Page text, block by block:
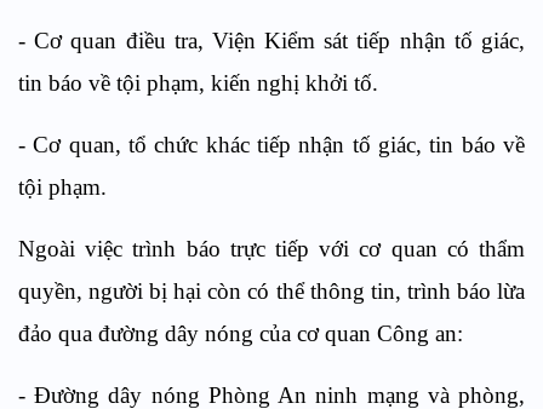
- Cơ quan điều tra, Viện Kiểm sát tiếp nhận tố giác,
tin báo về tội phạm, kiến nghị khởi tố.
- Cơ quan, tổ chức khác tiếp nhận tố giác, tin báo về
tội phạm.
Ngoài việc trình báo trực tiếp với cơ quan có thẩm
quyền, người bị hại còn có thể thông tin, trình báo lừa
đảo qua đường dây nóng của cơ quan Công an:
- Đường dây nóng Phòng An ninh mạng và phòng,